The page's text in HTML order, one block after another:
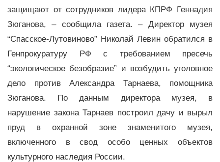
защищают от сотрудников лидера КПРФ Геннадия
Зюганова, – сообщила газета. – Директор музея
“Спасское-Лутовиново” Николай Левин обратился в
Генпрокуратуру РФ с требованием пресечь
“экологическое безобразие” и возбудить уголовное
дело против Александра Тарнаева, помощника
Зюганова. По данным директора музея, в
нарушение закона Тарнаев построил дачу и вырыл
пруд в охранной зоне знаменитого музея,
включенного в свод особо ценных объектов
культурного наследия России.